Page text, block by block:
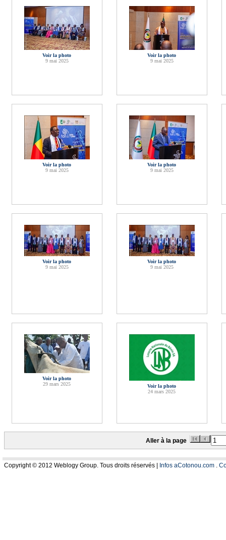
Voir la photo
9 mai 2025
Voir la photo
9 mai 2025
Voir la photo
9 mai 2025
Voir la photo
9 mai 2025
Voir la photo
9 mai 2025
Voir la photo
9 mai 2025
Voir la photo
29 mars 2025
Voir la photo
24 mars 2025
Aller à la page
Copyright © 2012 Weblogy Group. Tous droits réservés | Infos aCotonou.com .